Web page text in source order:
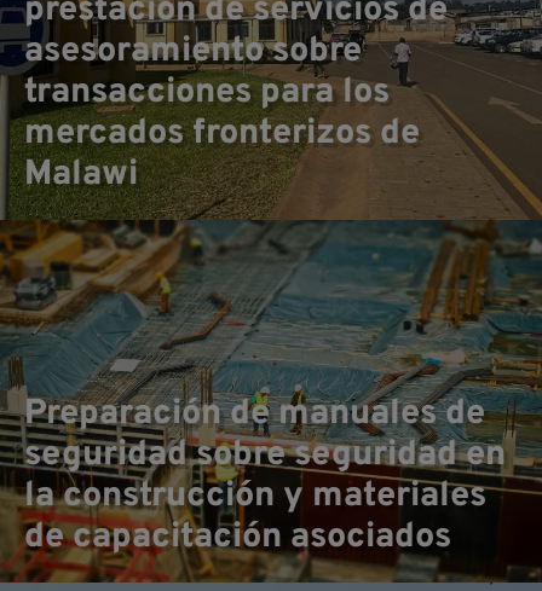
prestación de servicios de
asesoramiento sobre
transacciones para los
mercados fronterizos de
Malawi
Preparación de manuales de
seguridad sobre seguridad en
la construcción y materiales
de capacitación asociados